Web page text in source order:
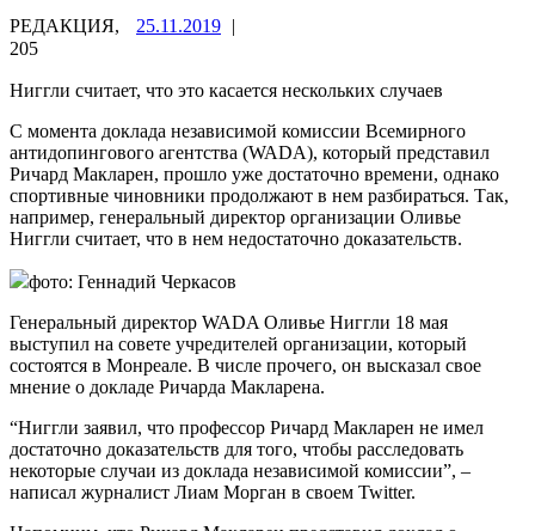
РЕДАКЦИЯ, 25.11.2019 |
205
Ниггли считает, что это касается нескольких случаев
С момента доклада независимой комиссии Всемирного
антидопингового агентства (WADA), который представил
Ричард Макларен, прошло уже достаточно времени, однако
спортивные чиновники продолжают в нем разбираться. Так,
например, генеральный директор организации Оливье
Ниггли считает, что в нем недостаточно доказательств.
фото: Геннадий Черкасов
Генеральный директор WADA Оливье Ниггли 18 мая
выступил на совете учредителей организации, который
состоятся в Монреале. В числе прочего, он высказал свое
мнение о докладе Ричарда Макларена.
“Ниггли заявил, что профессор Ричард Макларен не имел
достаточно доказательств для того, чтобы расследовать
некоторые случаи из доклада независимой комиссии”, –
написал журналист Лиам Морган в своем Twitter.